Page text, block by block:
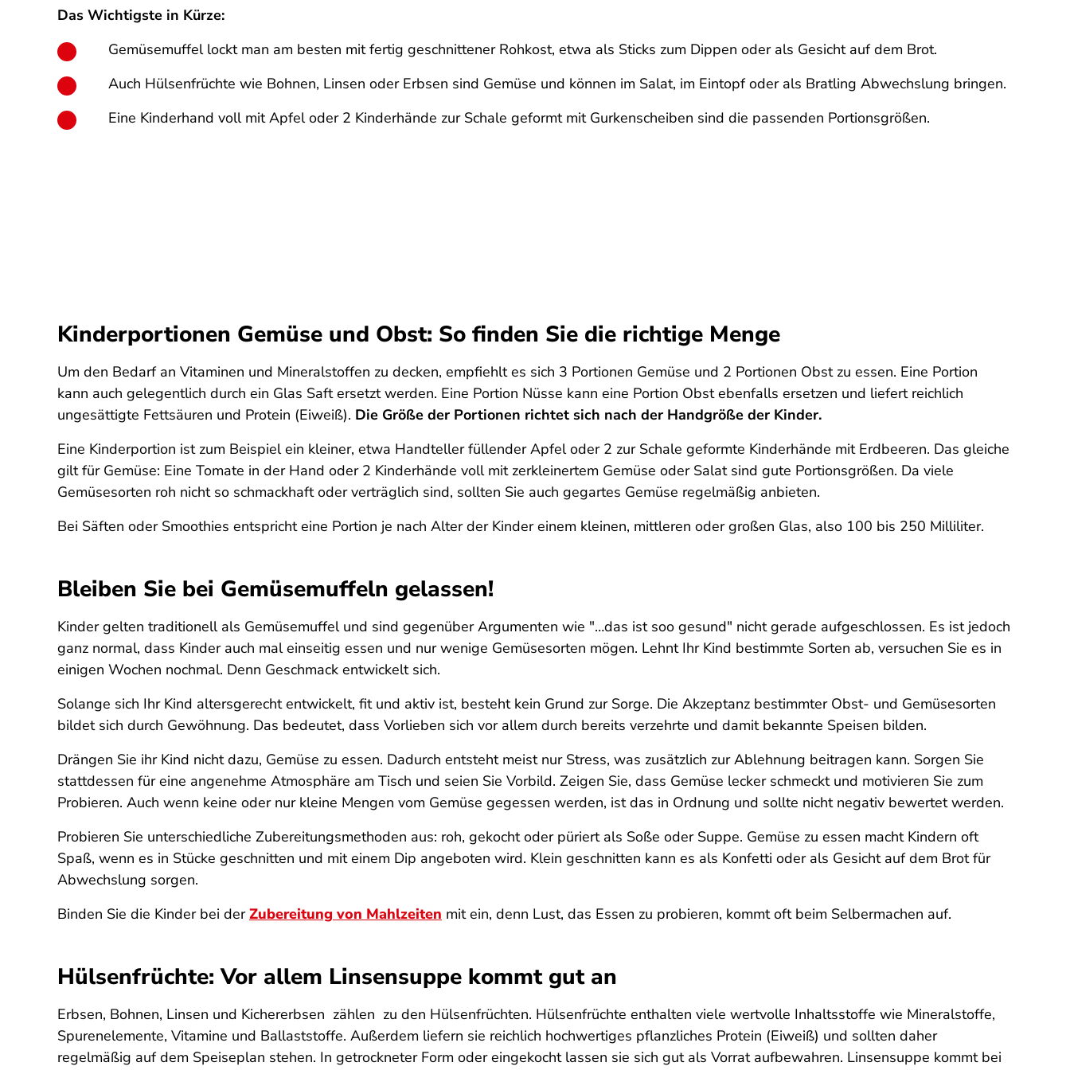
Das Wichtigste in Kürze:
Gemüsemuffel lockt man am besten mit fertig geschnittener Rohkost, etwa als Sticks zum Dippen oder als Gesicht auf dem Brot.
Auch Hülsenfrüchte wie Bohnen, Linsen oder Erbsen sind Gemüse und können im Salat, im Eintopf oder als Bratling Abwechslung bringen.
Eine Kinderhand voll mit Apfel oder 2 Kinderhände zur Schale geformt mit Gurkenscheiben sind die passenden Portionsgrößen.
Kinderportionen Gemüse und Obst: So finden Sie die richtige Menge
Um den Bedarf an Vitaminen und Mineralstoffen zu decken, empfiehlt es sich 3 Portionen Gemüse und 2 Portionen Obst zu essen. Eine Portion
kann auch gelegentlich durch ein Glas Saft ersetzt werden. Eine Portion Nüsse kann eine Portion Obst ebenfalls ersetzen und liefert reichlich
ungesättigte Fettsäuren und Protein (Eiweiß). Die Größe der Portionen richtet sich nach der Handgröße der Kinder.
Eine Kinderportion ist zum Beispiel ein kleiner, etwa Handteller füllender Apfel oder 2 zur Schale geformte Kinderhände mit Erdbeeren. Das gleiche
gilt für Gemüse: Eine Tomate in der Hand oder 2 Kinderhände voll mit zerkleinertem Gemüse oder Salat sind gute Portionsgrößen. Da viele
Gemüsesorten roh nicht so schmackhaft oder verträglich sind, sollten Sie auch gegartes Gemüse regelmäßig anbieten.
Bei Säften oder Smoothies entspricht eine Portion je nach Alter der Kinder einem kleinen, mittleren oder großen Glas, also 100 bis 250 Milliliter.
Bleiben Sie bei Gemüsemuffeln gelassen!
Kinder gelten traditionell als Gemüsemuffel und sind gegenüber Argumenten wie "…das ist soo gesund" nicht gerade aufgeschlossen. Es ist jedoch
ganz normal, dass Kinder auch mal einseitig essen und nur wenige Gemüsesorten mögen. Lehnt Ihr Kind bestimmte Sorten ab, versuchen Sie es in
einigen Wochen nochmal. Denn Geschmack entwickelt sich.
Solange sich Ihr Kind altersgerecht entwickelt, fit und aktiv ist, besteht kein Grund zur Sorge. Die Akzeptanz bestimmter Obst- und Gemüsesorten
bildet sich durch Gewöhnung. Das bedeutet, dass Vorlieben sich vor allem durch bereits verzehrte und damit bekannte Speisen bilden.
Drängen Sie ihr Kind nicht dazu, Gemüse zu essen. Dadurch entsteht meist nur Stress, was zusätzlich zur Ablehnung beitragen kann. Sorgen Sie
stattdessen für eine angenehme Atmosphäre am Tisch und seien Sie Vorbild. Zeigen Sie, dass Gemüse lecker schmeckt und motivieren Sie zum
Probieren. Auch wenn keine oder nur kleine Mengen vom Gemüse gegessen werden, ist das in Ordnung und sollte nicht negativ bewertet werden.
Probieren Sie unterschiedliche Zubereitungsmethoden aus: roh, gekocht oder püriert als Soße oder Suppe. Gemüse zu essen macht Kindern oft
Spaß, wenn es in Stücke geschnitten und mit einem Dip angeboten wird. Klein geschnitten kann es als Konfetti oder als Gesicht auf dem Brot für
Abwechslung sorgen.
Binden Sie die Kinder bei derZubereitung von Mahlzeiten mit ein, denn Lust, das Essen zu probieren, kommt oft beim Selbermachen auf.
Hülsenfrüchte: Vor allem Linsensuppe kommt gut an
Erbsen, Bohnen, Linsen und Kichererbsen zählen zu den Hülsenfrüchten. Hülsenfrüchte enthalten viele wertvolle Inhaltsstoffe wie Mineralstoffe,
Spurenelemente, Vitamine und Ballaststoffe. Außerdem liefern sie reichlich hochwertiges pflanzliches Protein (Eiweiß) und sollten daher
regelmäßig auf dem Speiseplan stehen. In getrockneter Form oder eingekocht lassen sie sich gut als Vorrat aufbewahren. Linsensuppe kommt bei